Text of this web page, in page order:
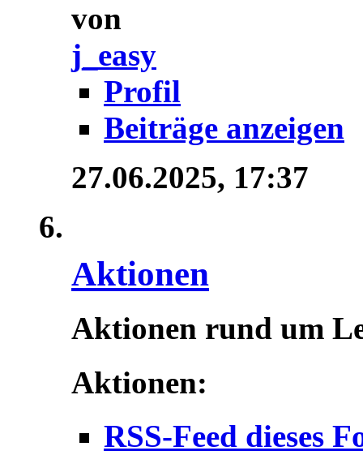
von
j_easy
Profil
Beiträge anzeigen
27.06.2025, 17:37
Aktionen
Aktionen rund um
Aktionen:
RSS-Feed dieses